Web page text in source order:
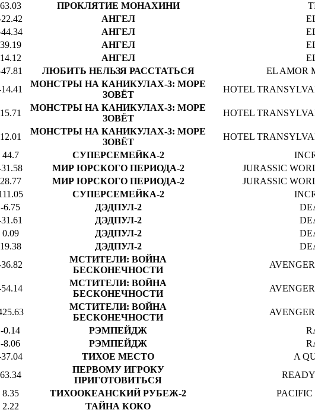
63.03 ПРОКЛЯТИЕ МОНАХИНИ
АНГЕЛ
АНГЕЛ
39.19 АНГЕЛ
14.12 АНГЕЛ
ЛЮБИТЬ НЕЛЬЗЯ РАССТАТЬСЯ EL AMOR
МОНСТРЫ НА КАНИКУЛАХ-3: МОРЕ
ЗОВЁТ
HOTEL
15.71
МОНСТРЫ НА КАНИКУЛАХ-3: МОРЕ
ЗОВЁТ
HOTEL
12.01
МОНСТРЫ НА КАНИКУЛАХ-3: МОРЕ
ЗОВЁТ
HOTEL
44.7 СУПЕРСЕМЕЙКА-2
МИР ЮРСКОГО ПЕРИОДА-2 JURASSIC
28.77 МИР ЮРСКОГО ПЕРИОДА-2 JURASSIC
СУПЕРСЕМЕЙКА-2
-6.75 ДЭДПУЛ-2
ДЭДПУЛ-2
0.09 ДЭДПУЛ-2
19.38 ДЭДПУЛ-2
МСТИТЕЛИ: ВОЙНА
БЕСКОНЕЧНОСТИ
МСТИТЕЛИ: ВОЙНА
БЕСКОНЕЧНОСТИ
МСТИТЕЛИ: ВОЙНА
БЕСКОНЕЧНОСТИ
-0.14 РЭМПЕЙДЖ
-8.06 РЭМПЕЙДЖ
ТИХОЕ МЕСТО A
63.34
ПЕРВОМУ ИГРОКУ
ПРИГОТОВИТЬСЯ
8.35 ТИХООКЕАНСКИЙ РУБЕЖ-2 PACIFIC
2.22 ТАЙНА КОКО